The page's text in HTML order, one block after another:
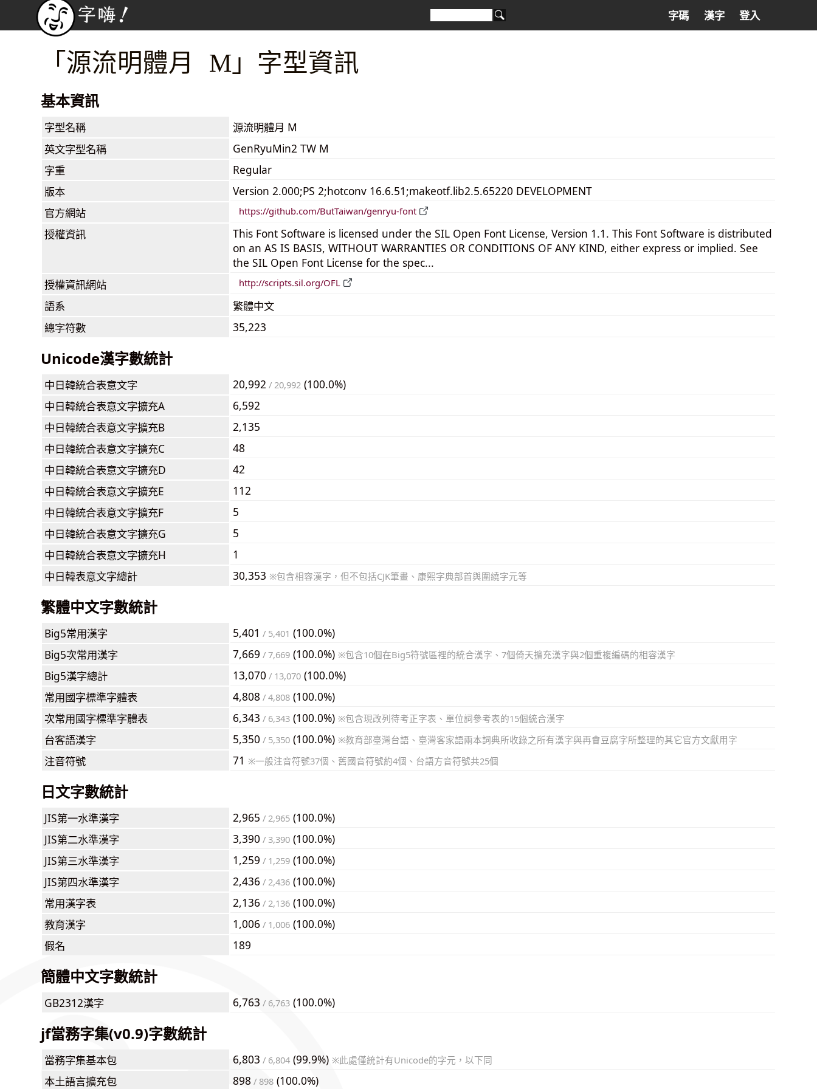
字碼 漢字 登入
「源流明體月 M」字型資訊
基本資訊
字型名稱
源流明體月 M
英文字型名稱
GenRyuMin2 TW M
字重
Regular
版本
Version 2.000;PS 2;hotconv 16.6.51;makeotf.lib2.5.65220 DEVELOPMENT
官方網站
https://github.com/ButTaiwan/genryu-font
授權資訊
This Font Software is licensed under the SIL Open Font License, Version 1.1. This Font Software is distributed
on an AS IS BASIS, WITHOUT WARRANTIES OR CONDITIONS OF ANY KIND, either express or implied. See
the SIL Open Font License for the spec...
授權資訊網站
http://scripts.sil.org/OFL
語系
繁體中文
總字符數
35,223
Unicode漢字數統計
中日韓統合表意文字 20,992 / 20,992 (100.0%)
中日韓統合表意文字擴充A
6,592
中日韓統合表意文字擴充B
2,135
中日韓統合表意文字擴充C
48
中日韓統合表意文字擴充D
42
中日韓統合表意文字擴充E
112
中日韓統合表意文字擴充F
5
中日韓統合表意文字擴充G
5
中日韓統合表意文字擴充H
1
中日韓表意文字總計
30,353 ※包含相容漢字，但不包括CJK筆畫、康熙字典部首與圍繞字元等
繁體中文字數統計
Big5常用漢字 5,401 / 5,401 (100.0%)
Big5次常用漢字
7,669 / 7,669 (100.0%) ※包含10個在Big5符號區裡的統合漢字、7個倚天擴充漢字與2個重複編碼的相容漢字
Big5漢字總計 13,070 / 13,070 (100.0%)
常用國字標準字體表
4,808 / 4,808 (100.0%)
次常用國字標準字體表
6,343 / 6,343 (100.0%) ※包含現改列待考正字表、單位詞參考表的15個統合漢字
台客語漢字 5,350 / 5,350 (100.0%) ※教育部臺灣台語、臺灣客家語兩本詞典所收錄之所有漢字與再會豆腐字所整理的其它官方文獻用字
注音符號 71 ※一般注音符號37個、舊國音符號約4個、台語方音符號共25個
日文字數統計
JIS第一水準漢字 2,965 / 2,965 (100.0%)
JIS第二水準漢字
3,390 / 3,390 (100.0%)
JIS第三水準漢字
1,259 / 1,259 (100.0%)
JIS第四水準漢字
2,436 / 2,436 (100.0%)
常用漢字表
2,136 / 2,136 (100.0%)
教育漢字
1,006 / 1,006 (100.0%)
假名
189
簡體中文字數統計
GB2312漢字 6,763 / 6,763 (100.0%)
jf當務字集(v0.9)字數統計
當務字集基本包 6,803 / 6,804 (99.9%) ※此處僅統計有Unicode的字元，以下同
本土語言擴充包 898 / 898 (100.0%)